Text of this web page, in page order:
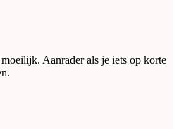
Aanrader als je iets op korte